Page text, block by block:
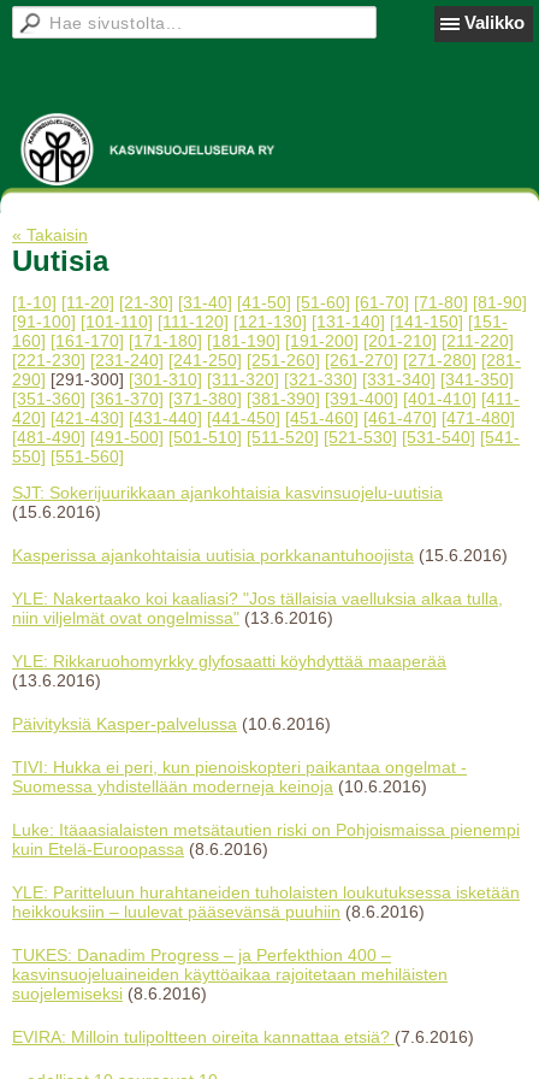
Valikko
« Takaisin
Uutisia
[1-10] [11-20] [21-30] [31-40] [41-50] [51-60] [61-70] [71-80] [81-90]
[91-100] [101-110] [111-120] [121-130] [131-140] [141-150] [151-
160] [161-170] [171-180] [181-190] [191-200] [201-210] [211-220]
[221-230] [231-240] [241-250] [251-260] [261-270] [271-280] [281-
290] [291-300] [301-310] [311-320] [321-330] [331-340] [341-350]
[351-360] [361-370] [371-380] [381-390] [391-400] [401-410] [411-
420] [421-430] [431-440] [441-450] [451-460] [461-470] [471-480]
[481-490] [491-500] [501-510] [511-520] [521-530] [531-540] [541-
550] [551-560]
SJT: Sokerijuurikkaan ajankohtaisia kasvinsuojelu-uutisia
(15.6.2016)
Kasperissa ajankohtaisia uutisia porkkanantuhoojista (15.6.2016)
YLE: Nakertaako koi kaaliasi? "Jos tällaisia vaelluksia alkaa tulla,
niin viljelmät ovat ongelmissa" (13.6.2016)
YLE: Rikkaruohomyrkky glyfosaatti köyhdyttää maaperää
(13.6.2016)
Päivityksiä Kasper-palvelussa (10.6.2016)
TIVI: Hukka ei peri, kun pienoiskopteri paikantaa ongelmat -
Suomessa yhdistellään moderneja keinoja (10.6.2016)
Luke: Itäaasialaisten metsätautien riski on Pohjoismaissa pienempi
kuin Etelä-Euroopassa (8.6.2016)
YLE: Paritteluun hurahtaneiden tuholaisten loukutuksessa isketään
heikkouksiin – luulevat pääsevänsä puuhiin (8.6.2016)
TUKES: Danadim Progress – ja Perfekthion 400 –
kasvinsuojeluaineiden käyttöaikaa rajoitetaan mehiläisten
suojelemiseksi (8.6.2016)
EVIRA: Milloin tulipoltteen oireita kannattaa etsiä? (7.6.2016)